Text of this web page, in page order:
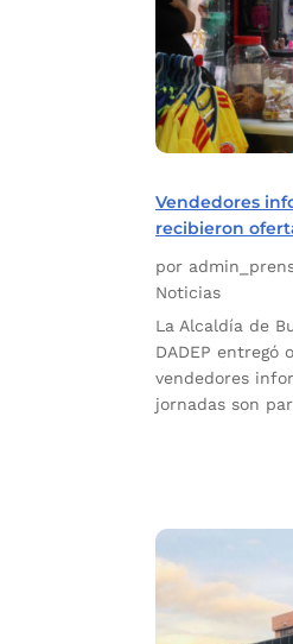
Vendedores
recibieron
por
Noticias
La Alcaldía de
DADEP
vendedores
jornadas son